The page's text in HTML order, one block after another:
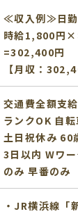
≪収入例≫日勤
時給1,800円
=302,400円
【月収：
交通費全額支給
ランクOK 自
土日祝休み 60
3日以内 Wワ
のみ 早番のみ
・JR横浜線「